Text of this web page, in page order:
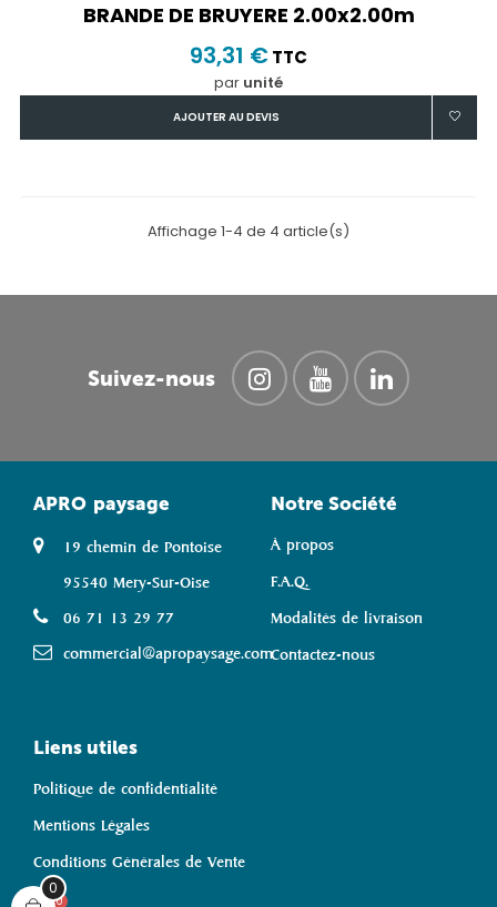
BRANDE DE BRUYERE 2.00x2.00m
93,31 €TTC
par unité
AJOUTER AU DEVIS
Affichage 1-4 de 4 article(s)
Suivez-nous
APRO paysage
19 chemin de Pontoise
95540 Mery-Sur-Oise
06 71 13 29 77
commercial@apropaysage.com
Notre Société
À propos
F.A.Q.
Modalités de livraison
Contactez-nous
Liens utiles
Politique de confidentialité
Mentions Légales
Conditions Générales de Vente
0
0